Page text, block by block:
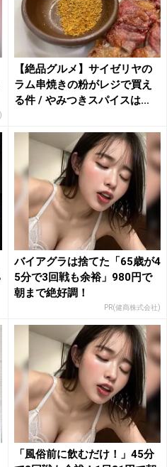
【絶品グルメ】サイゼリヤの
ラム串焼きの粉がレジで買え
る件 / やみつきスパイスは...
バイアグラは捨てた「65歳が4
5分で3回戦も余裕」980円で
朝まで絶好調！
PR(健商株式会社)
「風俗前に飲むだけ！」45分